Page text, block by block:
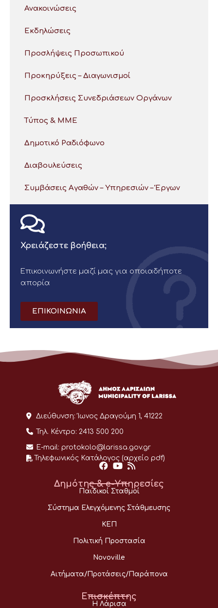
Ανακοινώσεις
Εκδηλώσεις
Προσλήψεις Προσωπικού
Προκηρύξεις – Διαγωνισμοί
Προσκλήσεις Συνεδριάσεων Οργάνων
Τύπος & ΜΜΕ
Δημοτικό Ραδιόφωνο
Διαβουλεύσεις
Συμβάσεις Αγαθών – Υπηρεσιών – Έργων
Χρειάζεστε βοήθεια;
Επικοινωνήστε μαζί μας για οποιαδήποτε
απορία
ΕΠΙΚΟΙΝΩΝΙΑ
Διεύθυνση: Ίωνος Δραγούμη 1, 41222
Τηλ. Κέντρο: 2413 500 200
E-mail: protokolo@larissa.gov.gr
Τηλεφωνικός Κατάλογος (αρχείο pdf)
Δημότης & e-Υπηρεσίες
Παιδικοί Σταθμοί
Σύστημα Ελεγχόμενης Στάθμευσης
ΚΕΠ
Πολιτική Προστασία
Novoville
Αιτήματα/Προτάσεις/Παράπονα
Επισκέπτης
Η Λάρισα